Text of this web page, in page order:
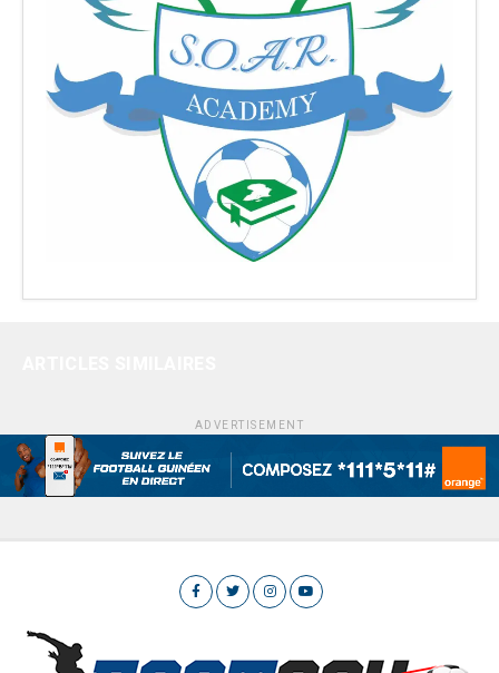
ADVERTISEMENT